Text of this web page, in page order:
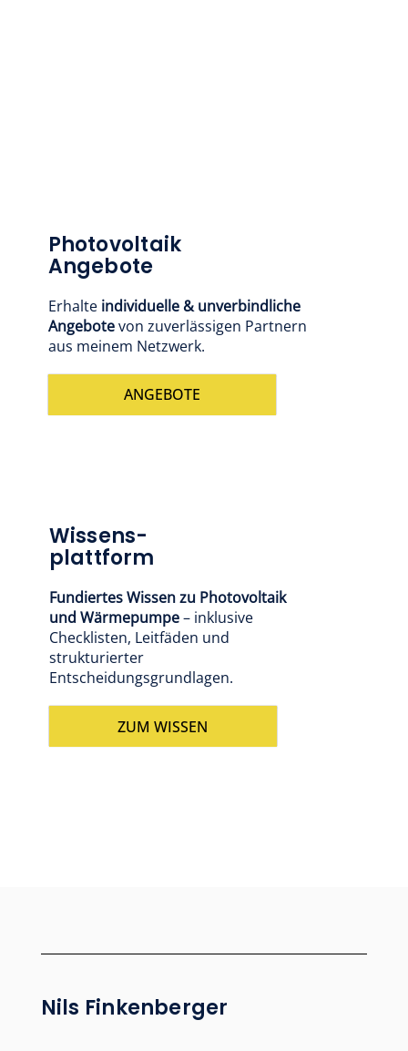
Photovoltaik
Angebote
Erhalte individuelle & unverbindliche
Angebotevon zuverlässigen Partnern
aus meinem Netzwerk.
ANGEBOTE
Wissens-
plattform
Fundiertes Wissen zu Photovoltaik
und Wärmepumpe– inklusive
Checklisten, Leitfäden und
strukturierter
Entscheidungsgrundlagen.
ZUM WISSEN
Nils Finkenberger